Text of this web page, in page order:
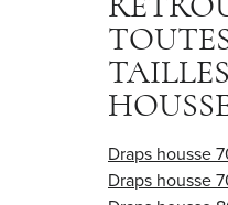
Draps housse
Draps housse